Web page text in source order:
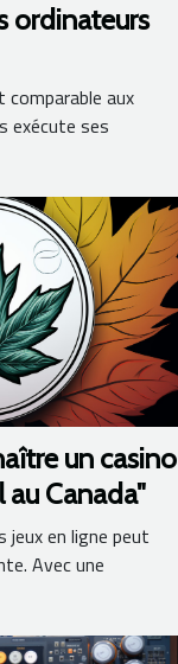
ordinateurs
aux
exécute ses
un casino
au Canada"
jeux en ligne peut
Avec une